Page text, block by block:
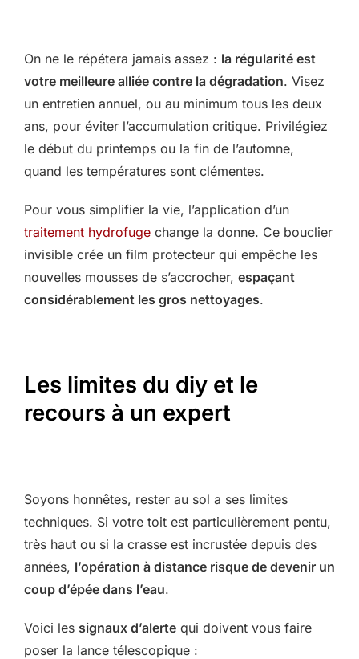
On ne le répétera jamais assez : la régularité est
votre meilleure alliée contre la dégradation. Visez
un entretien annuel, ou au minimum tous les deux
ans, pour éviter l’accumulation critique. Privilégiez
le début du printemps ou la fin de l’automne,
quand les températures sont clémentes.
Pour vous simplifier la vie, l’application d’un
traitement hydrofuge change la donne. Ce bouclier
invisible crée un film protecteur qui empêche les
nouvelles mousses de s’accrocher, espaçant
considérablement les gros nettoyages.
Les limites du diy et le
recours à un expert
Soyons honnêtes, rester au sol a ses limites
techniques. Si votre toit est particulièrement pentu,
très haut ou si la crasse est incrustée depuis des
années, l’opération à distance risque de devenir un
coup d’épée dans l’eau.
Voici les signaux d’alerte qui doivent vous faire
poser la lance télescopique :